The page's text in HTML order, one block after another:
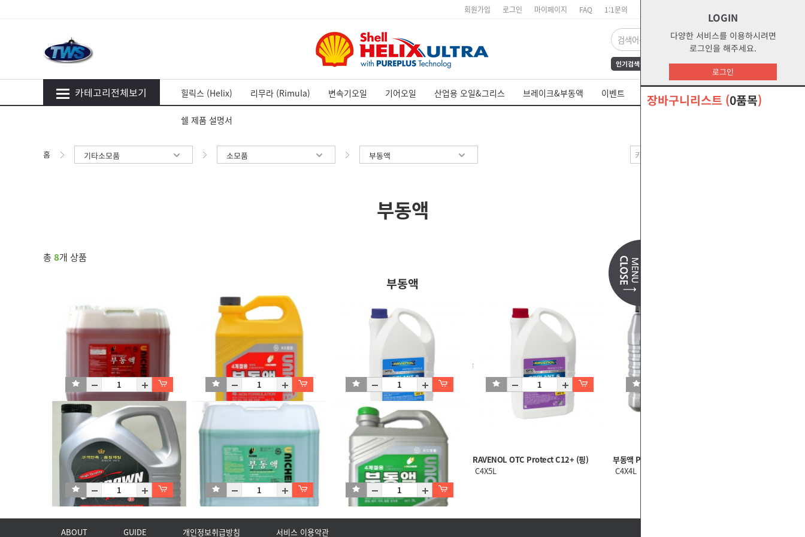
카테고리전체보기
LOGIN
다양한 서비스를 이용하시려면
로그인을 해주세요.
로그인
장바구니리스트 (0품목)
회원가입 로그인 마이페이지 FAQ 1:1문의 장바구니
인기검색어 FrAmE30 12
s1
water
부동액
s2g
glycol
오말라s2g
힐릭스 (Helix) 리무라 (Rimula) 변속기오일 기어오일 산업용 오일&그리스 브레이크&부동액 이벤트 쉘 제품 MSDS
쉘 제품 설명서
홈 기타소모품 소모품 부동액
부동액
총 8개 상품
부동액
유니켐 부동액_적색
P18L
유니켐 부동액_적색
RAVENOL HTC Protect C11 (청)
RAVENOL OTC Protect C12+ (핑)
C4X5L
부동액 P-71
C4X4L
ABOUT GUIDE 개인정보취급방침 서비스 이용약관